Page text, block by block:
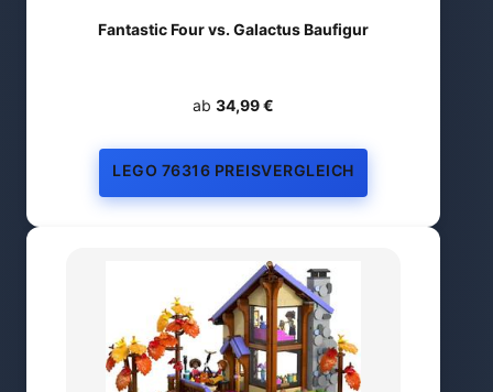
Fantastic Four vs. Galactus Baufigur
ab 34,99 €
LEGO 76316 PREISVERGLEICH